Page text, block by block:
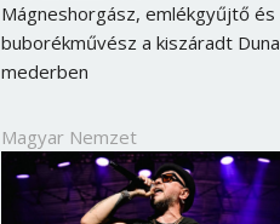
Mágneshorgász, emlékgyűjtő és
buborékművész a kiszáradt
mederben
Magyar Nemzet